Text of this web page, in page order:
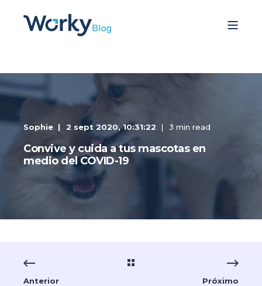
Sophie 2 sept 2020, 10:31:22 3 min read
Convive y cuida a tus mascotas en
medio del COVID-19
Anterior Próximo